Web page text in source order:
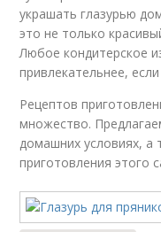
украшать глазурью
это не только
Любое кондитерское
привлекательнее,
Рецептов
множество.
домашних условиях, а
приготовления этого